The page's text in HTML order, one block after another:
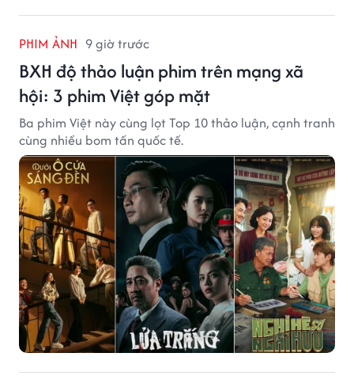
PHIM ẢNH 9 giờ trước
BXH độ thảo luận phim trên mạng xã
hội: 3 phim Việt góp mặt
Ba phim Việt này cùng lọt Top 10 thảo luận, cạnh tranh
cùng nhiều bom tấn quốc tế.